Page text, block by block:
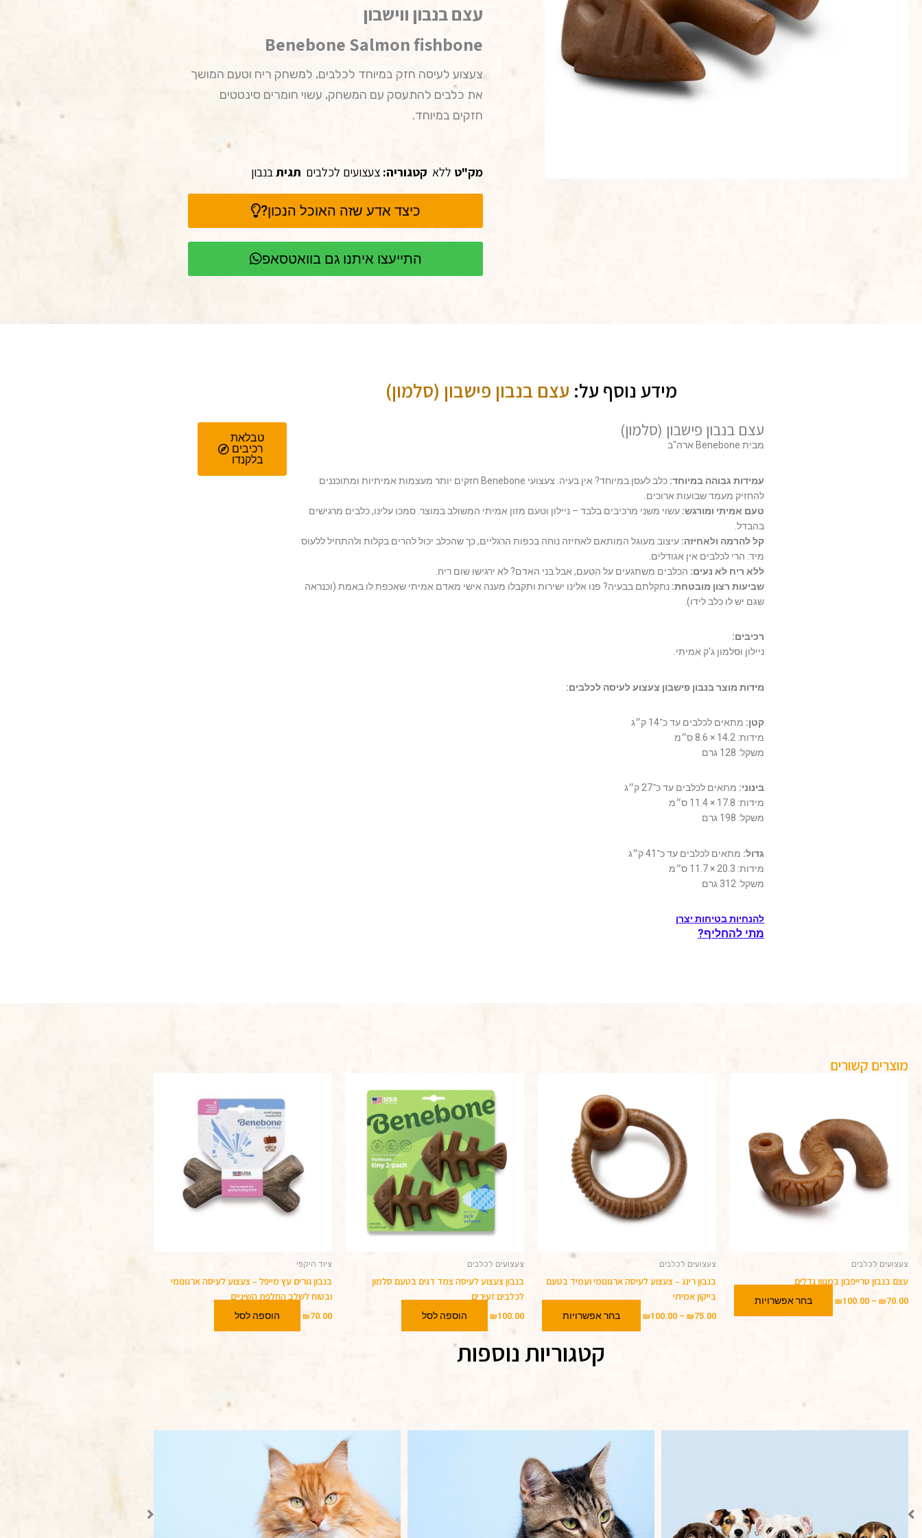
עצם בנבון ווישבון
Benebone Salmon fishbone
צעצוע לעיסה חזק במיוחד לכלבים, למשחק ריח וטעם המושך
את כלבים להתעסק עם המשחק, עשוי חומרים סינטטים
חזקים במיוחד.
מק"ט ללא קטגוריה: צעצועים לכלבים תגיתבנבון
כיצד אדע שזה האוכל הנכון?
התייעצו איתנו גם בוואטסאפ
מידע נוסף על: עצם בנבון פישבון (סלמון)
עצם בנבון פישבון (סלמון)
מבית Benebone ארה"ב
עמידות גבוהה במיוחד:
כלב לעסן במיוחד? אין בעיה. צעצועי Benebone חזקים יותר מעצמות אמיתיות ומתוכננים
להחזיק מעמד שבועות ארוכים.
טעם אמיתי ומורגש: עשוי משני מרכיבים בלבד – ניילון וטעם מזון אמיתי המשולב במוצר. סמכו עלינו, כלבים מרגישים
בהבדל.
קל להרמה ולאחיזה: עיצוב מעוגל המותאם לאחיזה נוחה בכפות הרגליים, כך שהכלב יכול להרים בקלות ולהתחיל ללעוס
מיד. הרי לכלבים אין אגודלים.
ללא ריח לא נעים: הכלבים משתגעים על הטעם, אבל בני האדם? לא ירגישו שום ריח.
שביעות רצון מובטחת: נתקלתם בבעיה? פנו אלינו ישירות ותקבלו מענה אישי מאדם אמיתי שאכפת לו באמת (וכנראה
שגם יש לו כלב לידו).
רכיבים:
ניילון וסלמון ג'ק אמיתי.
מידות מוצר בנבון פישבון צעצוע לעיסה לכלבים:
קטן: מתאים לכלבים עד כ־14 ק״ג
מידות: ‎8.6 × 14.2 ס״מ
משקל: ‎128 גרם
בינוני: מתאים לכלבים עד כ־27 ק״ג
מידות: ‎11.4 × 17.8 ס״מ
משקל: ‎198 גרם
גדול: מתאים לכלבים עד כ־41 ק״ג
מידות: ‎11.7 × 20.3 ס״מ
משקל: ‎312 גרם
להנחיות בטיחות יצרן
מתי להחליף?
טבלאת
רכיבים
בלקנדו
מוצרים קשורים
צעצועים לכלבים
עצם בנבון טרייפבון במגוון גדלים
₪70.00
–
₪100.00 בחר אפשרויות
צעצועים לכלבים
בנבון רינג – צעצוע לעיסה ארגונומי ועמיד בטעם
בייקון אמיתי
₪75.00
–
₪100.00
עד
בחר אפשרויות
צעצועים לכלבים
בנבון צעצוע לעיסה צמד דגים בטעם סלמון
לכלבים זעירים
₪100.00 הוספה לסל
ציוד היקפי
בנבון גורים עץ מייפל – צעצוע לעיסה ארגונומי
ובטוח לשלב החלפת השיניים
₪70.00 הוספה לסל
קטגוריות נוספות